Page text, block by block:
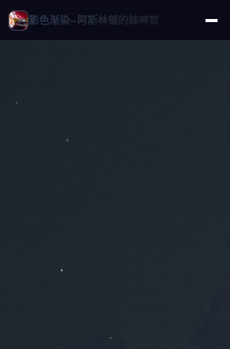
影色渐染~阿斯林顿的妹神官